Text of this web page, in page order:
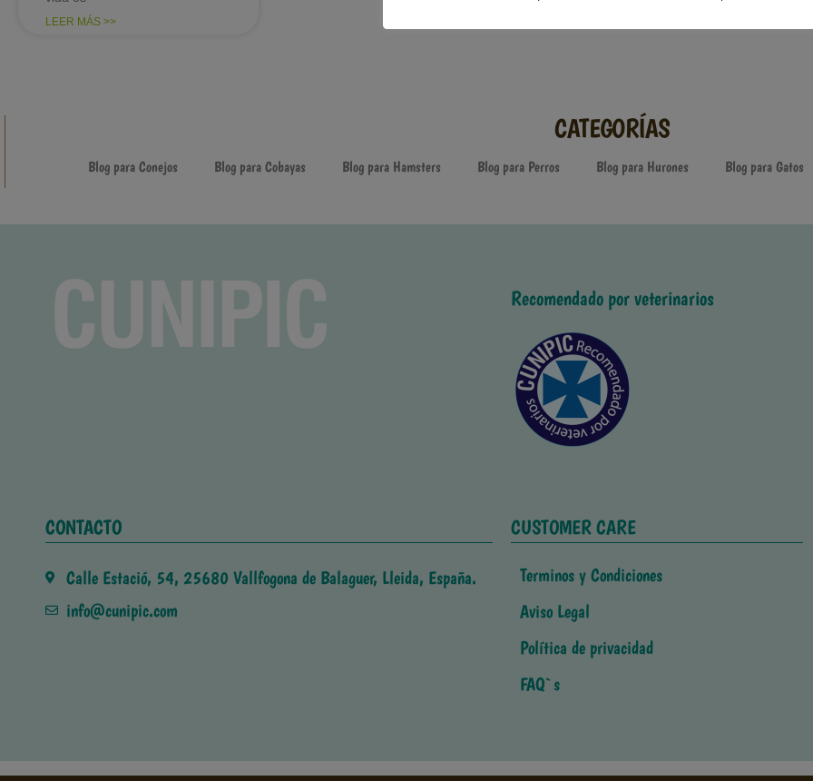
LEER MÁS >>
CATEGORÍAS
Blog para Conejos Blog para Cobayas Blog para Hamsters Blog para Perros Blog para Hurones Blog para Gatos
Recomendado por veterinarios
CONTACTO
Calle Estació, 54, 25680 Vallfogona de Balaguer, Lleida, España.
info@cunipic.com
CUSTOMER CARE
Terminos y Condiciones
Aviso Legal
Política de privacidad
FAQ`s